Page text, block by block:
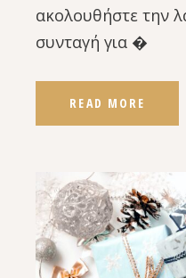
ακολουθήστε την
συνταγή για �
READ MORE